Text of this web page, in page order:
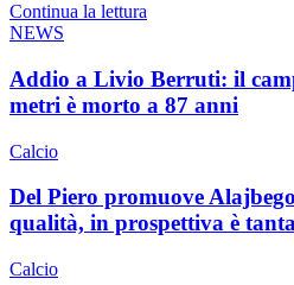
Continua la lettura
NEWS
Addio a Livio Berruti: il
metri è morto a 87 anni
Calcio
Del Piero promuove
qualità, in prospettiva è
Calcio